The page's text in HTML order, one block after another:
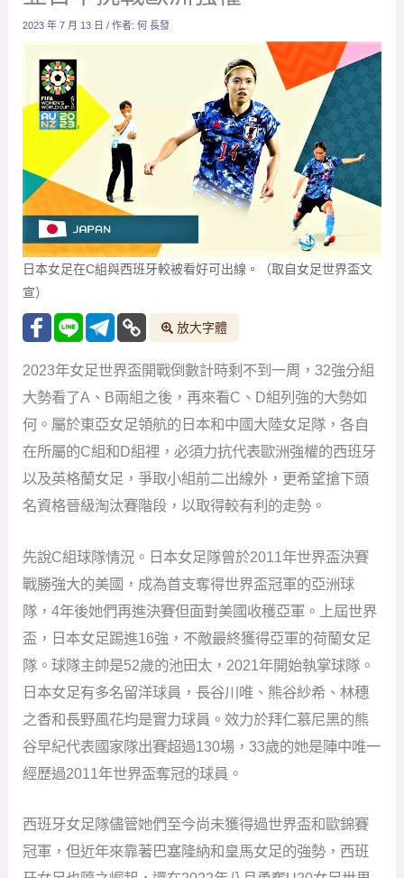
日本女足在C組與西班牙較被看好可出線。（取自女足世界盃文
宣）
放大字體
2023年女足世界盃開戰倒數計時剩不到一周，32強分組
大勢看了A、B兩組之後，再來看C、D組列強的大勢如
何。屬於東亞女足領航的日本和中國大陸女足隊，各自
在所屬的C組和D組裡，必須力抗代表歐洲強權的西班牙
先說C組球隊情況。日本女足隊曾於2011年世界盃決賽
戰勝強大的美國，成為首支奪得世界盃冠軍的亞洲球
隊，4年後她們再進決賽但面對美國收穫亞軍。上屆世界
盃，日本女足踢進16強，不敵最終獲得亞軍的荷蘭女足
日本女足有多名留洋球員，長谷川唯、熊谷紗希、林穗
之香和長野風花均是實力球員。效力於拜仁慕尼黑的熊
谷早紀代表國家隊出賽超過130場，33歲的她是陣中唯一
經歷過2011年世界盃奪冠的球員。
西班牙女足隊儘管她們至今尚未獲得過世界盃和歐錦賽
冠軍，但近年來靠著巴塞隆納和皇馬女足的強勢，西班
牙女足也隨之崛起，還在2022年八月勇奪U20女足世界
盃冠軍。上屆世界盃，西班牙女足16強賽不敵美國，本